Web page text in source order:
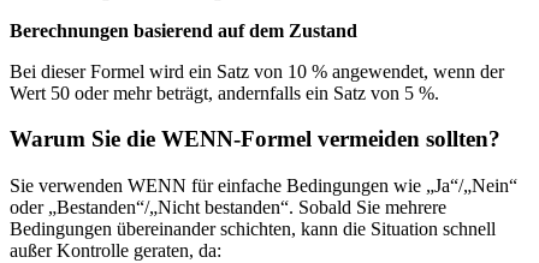
Berechnungen basierend auf dem Zustand
Bei dieser Formel wird ein Satz von 10 % angewendet, wenn der
Wert 50 oder mehr beträgt, andernfalls ein Satz von 5 %.
Warum Sie die WENN-Formel vermeiden sollten?
Sie verwenden WENN für einfache Bedingungen wie „Ja“/„Nein“
oder „Bestanden“/„Nicht bestanden“. Sobald Sie mehrere
Bedingungen übereinander schichten, kann die Situation schnell
außer Kontrolle geraten, da: